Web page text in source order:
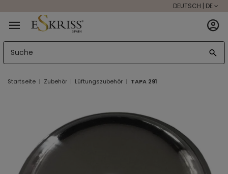
DEUTSCH | DE
Startseite Zubehör Lüftungszubehör TAPA 291